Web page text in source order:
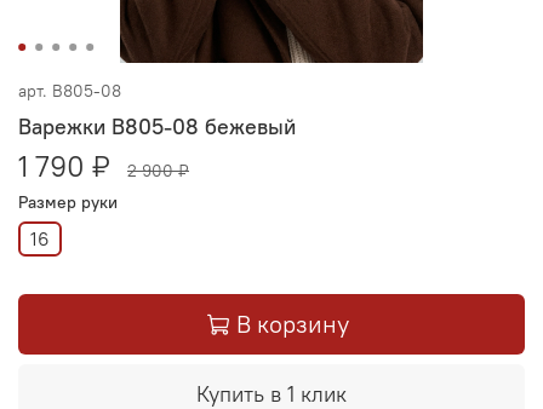
арт. В805-08
Варежки В805-08 бежевый
1 790 ₽
2 900 ₽
Размер руки
16
В корзину
Купить в 1 клик